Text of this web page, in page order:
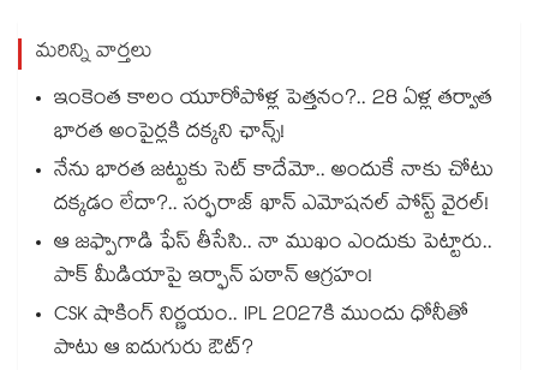
మరిన్ని వార్తలు
ఇంకెంత కాలం యూరోపోళ్ల పెత్తనం?.. 28 ఏళ్ల తర్వాత
భారత అంపైర్లకి దక్కని ఛాన్స్!
నేను భారత జట్టుకు సెట్ కాదేమో.. అందుకే నాకు చోటు
దక్కడం లేదా?.. సర్ఫరాజ్ ఖాన్ ఎమోషనల్ పోస్ట్ వైరల్!
ఆ జఫ్పాగాడి ఫేస్ తీసేసి.. నా ముఖం ఎందుకు పెట్టారు..
పాక్ మీడియాపై ఇర్ఫాన్ పఠాన్ ఆగ్రహం!
CSK షాకింగ్ నిర్ణయం.. IPL 2027కి ముందు ధోనీతో
పాటు ఆ ఐదుగురు ఔట్?